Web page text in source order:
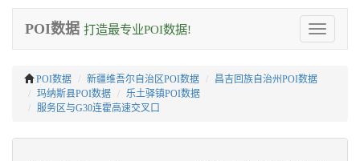
Toggle
navigation
POI数据 打造最专业POI数据!
POI数据 新疆维吾尔自治区POI数据
昌吉回族自治州POI数据
玛纳斯县POI数据
乐土驿镇POI数据
服务区与G30连霍高速交叉口